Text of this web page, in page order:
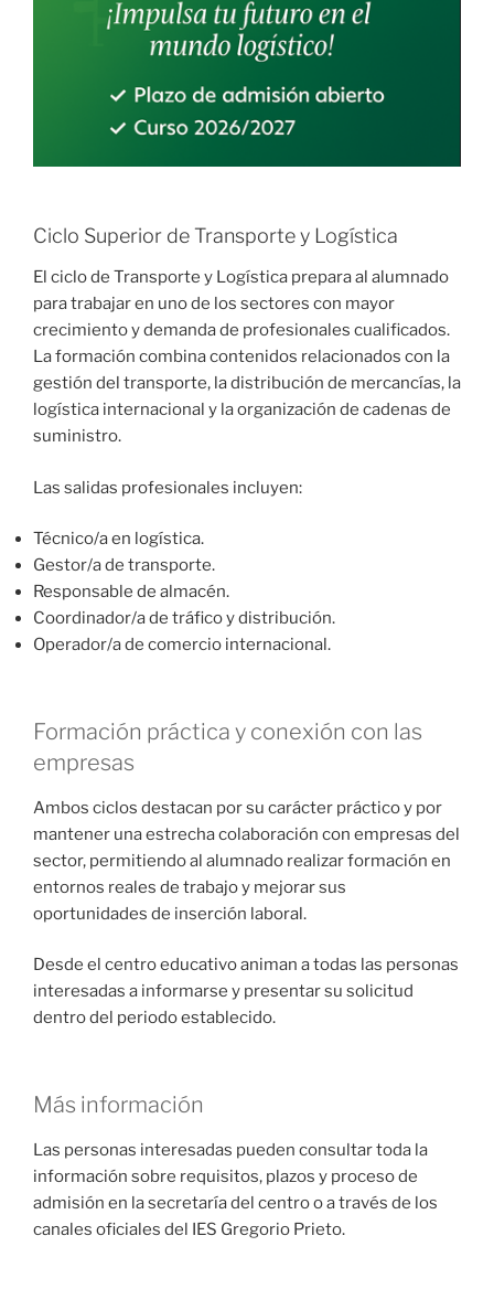
Ciclo Superior de Transporte y Logística
El ciclo de Transporte y Logística prepara al alumnado
para trabajar en uno de los sectores con mayor
crecimiento y demanda de profesionales cualificados.
La formación combina contenidos relacionados con la
gestión del transporte, la distribución de mercancías, la
logística internacional y la organización de cadenas de
suministro.
Las salidas profesionales incluyen:
Técnico/a en logística.
Gestor/a de transporte.
Responsable de almacén.
Coordinador/a de tráfico y distribución.
Operador/a de comercio internacional.
Formación práctica y conexión con las
empresas
Ambos ciclos destacan por su carácter práctico y por
mantener una estrecha colaboración con empresas del
sector, permitiendo al alumnado realizar formación en
entornos reales de trabajo y mejorar sus
oportunidades de inserción laboral.
Desde el centro educativo animan a todas las personas
interesadas a informarse y presentar su solicitud
dentro del periodo establecido.
Más información
Las personas interesadas pueden consultar toda la
información sobre requisitos, plazos y proceso de
admisión en la secretaría del centro o a través de los
canales oficiales del IES Gregorio Prieto.